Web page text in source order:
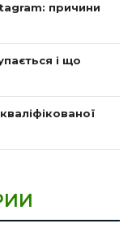
причини
і що